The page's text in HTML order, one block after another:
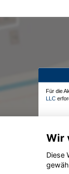
Für die
LLC
Wir
Diese